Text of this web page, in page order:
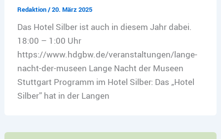
Redaktion/20. März 2025
Das Hotel Silber ist auch in diesem Jahr dabei.
18:00 – 1:00 Uhr
https://www.hdgbw.de/veranstaltungen/lange-
nacht-der-museen Lange Nacht der Museen
Stuttgart Programm im Hotel Silber: Das „Hotel
Silber” hat in der Langen